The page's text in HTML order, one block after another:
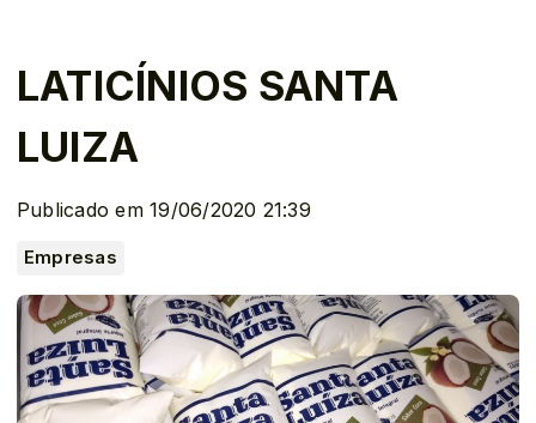
LATICÍNIOS SANTA
LUIZA
Publicado em 19/06/2020 21:39
Empresas